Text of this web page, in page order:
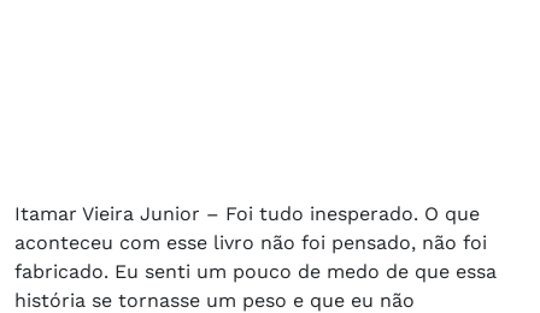
Itamar Vieira Junior – Foi tudo inesperado. O que
aconteceu com esse livro não foi pensado, não foi
fabricado. Eu senti um pouco de medo de que essa
história se tornasse um peso e que eu não